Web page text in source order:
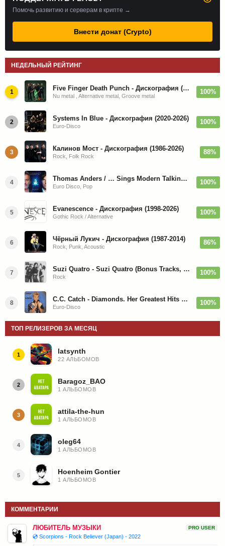
Помочь развитию и серверам в крипте →
Внести донат (Crypto)
НЕДЕЛЬНЫЙ РЕЙТИНГ
1 Five Finger Death Punch - Дискография (2008-2026)
Nu metal , Alternative metal, Groove metal
100%
2 Systems In Blue - Дискография (2020-2026)
Euro-Disco
100%
3 Калинов Мост - Дискография (1986-2026)
Rock, Folk Rock
88%
4 Thomas Anders / … Sings Modern Talking: The Best hi-res
Euro Disco, Pop
100%
5 Evanescence - Дискография (1998-2026)
Gothic Rock / Alternative
100%
6 Чёрный Лукич - Дискография (1987-2014)
Rock, Punk, Acoustic
86%
7 Suzi Quatro - Suzi Quatro (Bonus Tracks, Remaster) 1973/2022
Rock
100%
8 C.C. Catch - Diamonds. Her Greatest Hits 1988
Euro-Disco
100%
ТОП РЕЛИЗЕРОВ ЗА МЕСЯЦ
1 latsynth
22 АЛЬБОМОВ
2 Baragoz_BAO
1 АЛЬБОМОВ
3 attila-the-hun
1 АЛЬБОМОВ
4 oleg64
1 АЛЬБОМОВ
5 Hoenheim Gontier
1 АЛЬБОМОВ
КОММЕНТАРИИ
ЛЮБИТЕЛЬ МУЗЫКИ PRO USER
💿 Scorpions - Rock Believer (Japan) - 2022